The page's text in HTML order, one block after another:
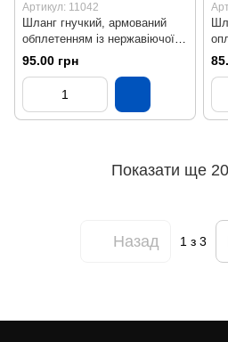
Артикул: 11042
Шланг гнучкий, армований
обплетенням із нержавіючої
сталі (ВЗ), L = 700 мм
95.00 грн
Показати ще 20
Назад 1з 3